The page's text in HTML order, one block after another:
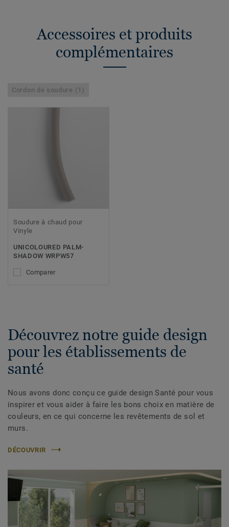
Accessoires et produits
complémentaires
Cordon de soudure (1)
Soudure à chaud pour
Vinyle
UNICOLOURED PALM-
SHADOW WRPW57
Comparer
Découvrez notre guide design
pour les établissements de
santé
Nous avons donc conçu ce guide design Santé pour vous
inspirer et vous aider à faire les bons choix en matière de
couleurs, en ce qui concerne les revêtements de sol et
murs.
DÉCOUVRIR